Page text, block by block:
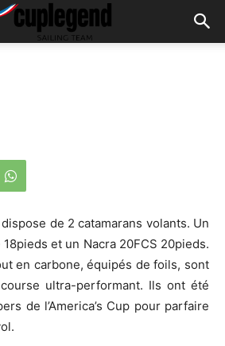
de 2 catamarans volants. Un
et un Nacra 20FCS 20pieds.
en carbone, équipés de foils, sont
ultra-performant. Ils ont été
de l’America’s Cup pour parfaire